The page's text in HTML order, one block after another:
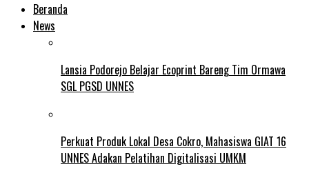
Beranda
News
Lansia Podorejo Belajar Ecoprint Bareng Tim Ormawa
SGL PGSD UNNES
Perkuat Produk Lokal Desa Cokro, Mahasiswa GIAT 16
UNNES Adakan Pelatihan Digitalisasi UMKM